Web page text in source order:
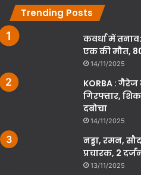
Trending Posts
कवर्धा में
एक की मौत,
14/11/2025
KORBA :
गिरफ्तार,
दबोचा
14/11/2025
नड्डा, रमन,
प्रचारक, 2
13/11/2025